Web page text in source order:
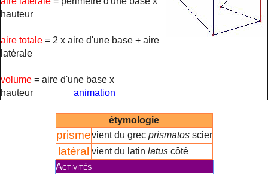
hauteur
aire totale = 2 x aire d'une base + aire
latérale
volume = aire d'une base x
hauteur animation
étymologie
prismevient du grec prismatosscier
latéral vient du latin latuscôté
Activités